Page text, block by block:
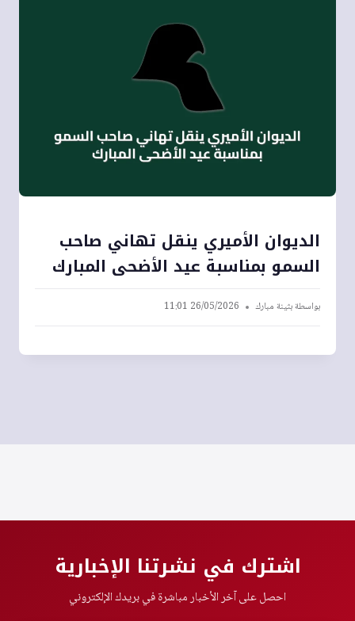
الديوان الأميري ينقل تهاني صاحب
السمو بمناسبة عيد الأضحى المبارك
بواسطةبثينة مبارك 26/05/2026 11:01
اشترك في نشرتنا الإخبارية
احصل على آخر الأخبار مباشرة في بريدك الإلكتروني